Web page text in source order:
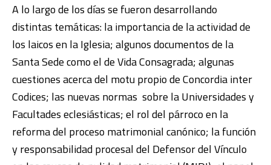
A lo largo de los días se fueron desarrollando
distintas temáticas: la importancia de la actividad de
los laicos en la Iglesia; algunos documentos de la
Santa Sede como el de Vida Consagrada; algunas
cuestiones acerca del motu propio de Concordia inter
Codices; las nuevas normas sobre la Universidades y
Facultades eclesiásticas; el rol del párroco en la
reforma del proceso matrimonial canónico; la función
y responsabilidad procesal del Defensor del Vínculo